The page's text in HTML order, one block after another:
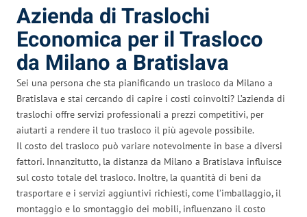
Azienda di Traslochi
Economica per il Trasloco
da Milano a Bratislava
Sei una persona che sta pianificando un trasloco da Milano a
Bratislava e stai cercando di capire i costi coinvolti? L’azienda di
traslochi offre servizi professionali a prezzi competitivi, per
aiutarti a rendere il tuo trasloco il più agevole possibile.
Il costo del trasloco può variare notevolmente in base a diversi
fattori. Innanzitutto, la distanza da Milano a Bratislava influisce
sul costo totale del trasloco. Inoltre, la quantità di beni da
trasportare e i servizi aggiuntivi richiesti, come l’imballaggio, il
montaggio e lo smontaggio dei mobili, influenzano il costo